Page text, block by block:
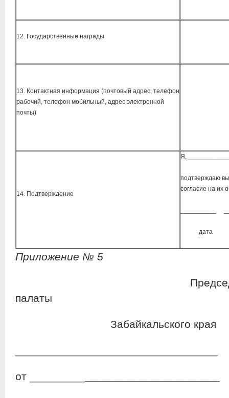
12. Государственные награды
13. Контактная информация (почтовый адрес, телефон
рабочий, телефон мобильный, адрес электронной
почты)
14. Подтверждение
Я,
подтверждаю
согласие на их
дата
Приложение № 5
Председателю
палаты
Забайкальского края
от _________